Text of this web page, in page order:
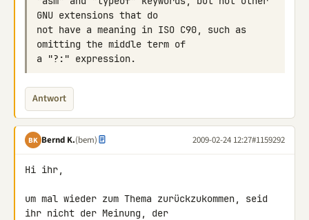
not have a meaning in ISO C90, such as
Antwort
BK Bernd K.(bem) 2009-02-24 12:27#1159292
Hi ihr,
um mal wieder zum Thema zurückzukommen, seid
ihr nicht der Meinung, der